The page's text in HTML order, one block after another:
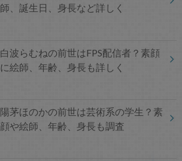
師、誕生日、身長など詳しく
白波らむねの前世はFPS配信者？素顔
に絵師、年齢、身長も詳しく
陽茅ほのかの前世は芸術系の学生？素
顔や絵師、年齢、身長も調査